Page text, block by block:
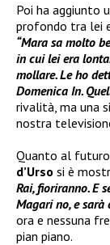
Poi ha aggiunto
profondo tra lei
“Mara sa molto
in cui lei era
mollare. Le ho
Domenica In.
rivalità, ma una
nostra
Quanto al
d’Urso si è
Rai, fioriranno. E
Magari no, e sarà
ora e nessuna
pian piano.